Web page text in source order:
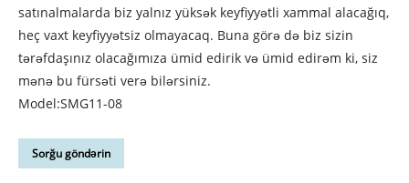
satınalmalarda biz yalnız yüksək keyfiyyətli xammal alacağıq,
heç vaxt keyfiyyətsiz olmayacaq. Buna görə də biz sizin
tərəfdaşınız olacağımıza ümid edirik və ümid edirəm ki, siz
mənə bu fürsəti verə bilərsiniz.
Model:SMG11-08
Sorğu göndərin